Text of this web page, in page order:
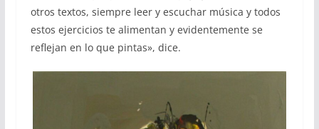
otros textos, siempre leer y escuchar música y todos
estos ejercicios te alimentan y evidentemente se
reflejan en lo que pintas», dice.